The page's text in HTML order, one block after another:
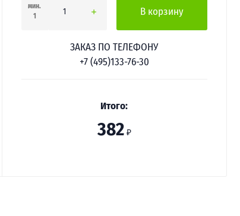
мин.
1
В корзину
ЗАКАЗ ПО ТЕЛЕФОНУ
+7 (495)133-76-30
Итого:
382 ₽